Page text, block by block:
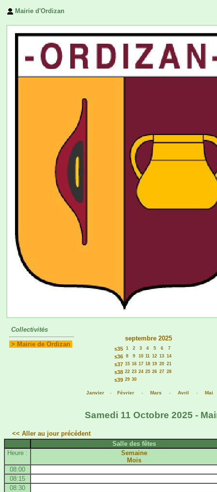
Mairie d'Ordizan
Collectivités
> Mairie de Ordizan
septembre 2025
s35 1 2 3 4 5 6 7
s36 8 9 10 11 12 13 14
s37 15 16 17 18 19 20 21
s38 22 23 24 25 26 27 28
s39 29 30
Janvier - Février - Mars - Avril - Mai
Samedi 11 Octobre 2025 -
<< Aller au jour précédent
Salle des fêtes
Heure :
Semaine
Mois
08:00
08:15
08:30